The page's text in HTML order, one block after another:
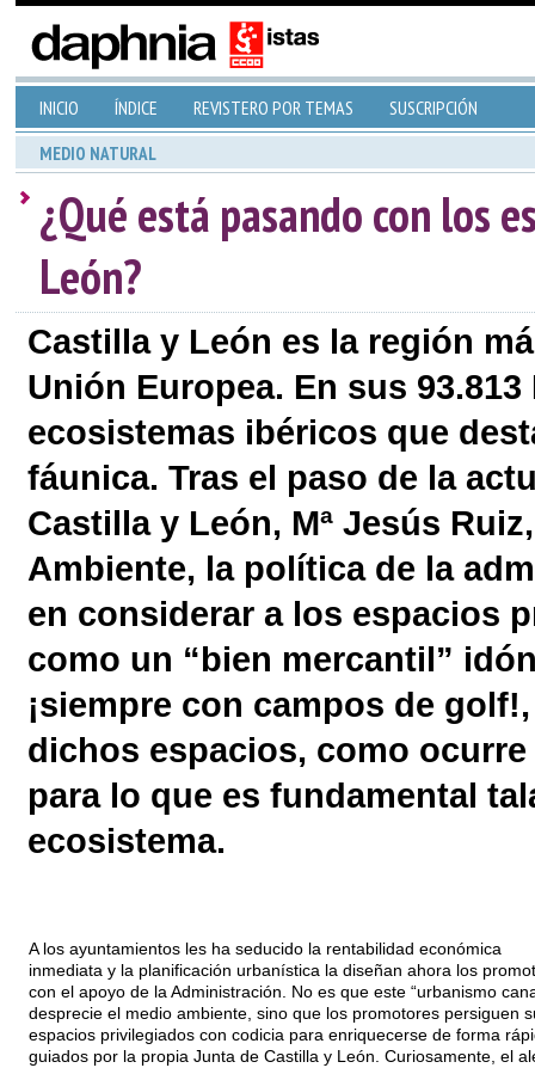
INICIO ÍNDICE REVISTERO POR TEMAS SUSCRIPCIÓN
MEDIO NATURAL
¿Qué está pasando con los
León?
Castilla y León es la región
Unión Europea. En sus
ecosistemas ibéricos que
fáunica. Tras el paso de la
Castilla y León, Mª Jesús
Ambiente, la política de la
en considerar a los espacios
como un “bien mercantil”
¡siempre con campos de
dichos espacios, como
para lo que es fundamental
ecosistema.
A los ayuntamientos les ha seducido la rentabilidad económica
inmediata y la planificación urbanística la diseñan ahora los
con el apoyo de la Administración. No es que este “urbanismo
desprecie el medio ambiente, sino que los promotores persiguen
espacios privilegiados con codicia para enriquecerse de forma
guiados por la propia Junta de Castilla y León. Curiosamente, el